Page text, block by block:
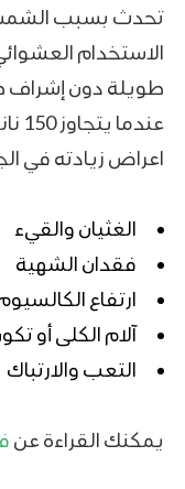
تحدث بسبب الشمس
الاستخدام
طويلة دون إشراف
اعراض زيادته في
الغثيان والقيء
فقدان الشهية
ارتفاع
آلام الكلى أو
التعب والارتباك
يمكنك القراءة عن